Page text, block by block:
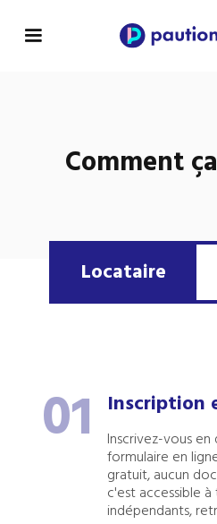
Comment
Locataire
01 Inscription
Inscrivez-vous
formulaire en
gratuit, aucun
c'est accessible
indépendants,